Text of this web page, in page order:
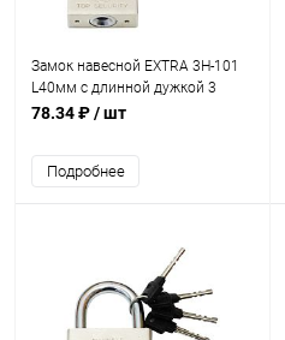
Замок навесной EXTRA 3H-101
L40мм с длинной дужкой 3
ключа
78.34 ₽/ шт
Подробнее